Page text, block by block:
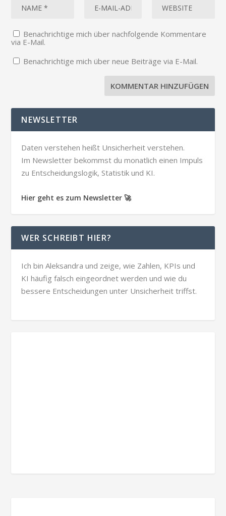
Benachrichtige mich über nachfolgende Kommentare
via E-Mail.
Benachrichtige mich über neue Beiträge via E-Mail.
NEWSLETTER
Daten verstehen heißt Unsicherheit verstehen.
Im Newsletter bekommst du monatlich einen Impuls
zu Entscheidungslogik, Statistik und KI.
Hier geht es zum Newsletter 🚀
WER SCHREIBT HIER?
Ich bin Aleksandra und zeige, wie Zahlen, KPIs und
KI häufig falsch eingeordnet werden und wie du
bessere Entscheidungen unter Unsicherheit triffst.